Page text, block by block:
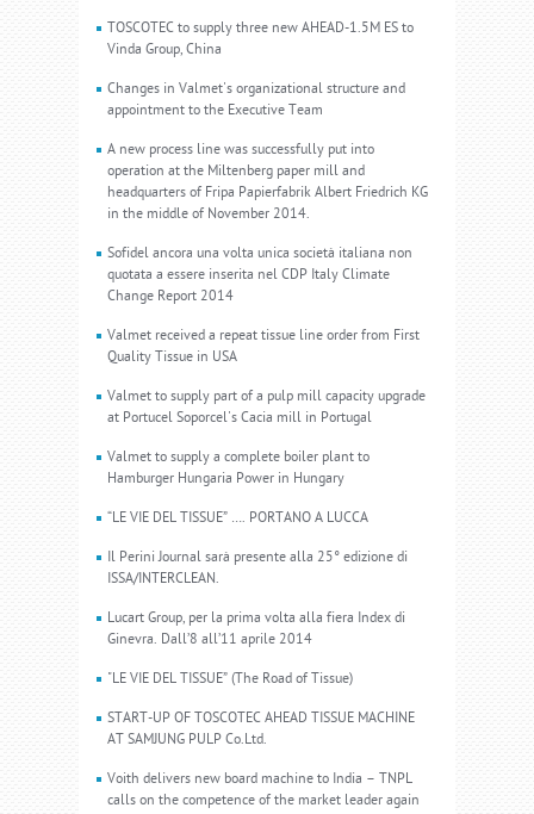
TOSCOTEC to supply three new AHEAD-1.5M ES to
Vinda Group, China
Changes in Valmet's organizational structure and
appointment to the Executive Team
A new process line was successfully put into
operation at the Miltenberg paper mill and
headquarters of Fripa Papierfabrik Albert Friedrich KG
in the middle of November 2014.
Sofidel ancora una volta unica società italiana non
quotata a essere inserita nel CDP Italy Climate
Change Report 2014
Valmet received a repeat tissue line order from First
Quality Tissue in USA
Valmet to supply part of a pulp mill capacity upgrade
at Portucel Soporcel's Cacia mill in Portugal
Valmet to supply a complete boiler plant to
Hamburger Hungaria Power in Hungary
“LE VIE DEL TISSUE” …. PORTANO A LUCCA
Il Perini Journal sarà presente alla 25° edizione di
ISSA/INTERCLEAN.
Lucart Group, per la prima volta alla fiera Index di
Ginevra. Dall’8 all’11 aprile 2014
"LE VIE DEL TISSUE” (The Road of Tissue)
START-UP OF TOSCOTEC AHEAD TISSUE MACHINE
AT SAMJUNG PULP Co.Ltd.
Voith delivers new board machine to India – TNPL
calls on the competence of the market leader again